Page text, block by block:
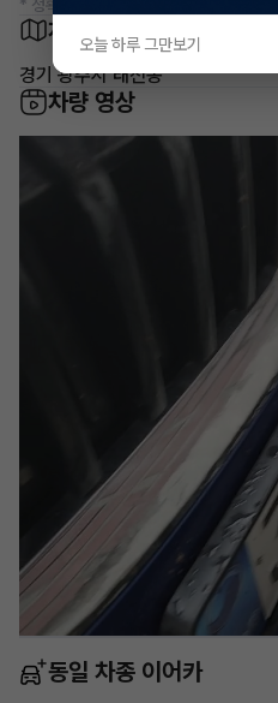
* 정확한 정보는 판매자와 반드시 확인하
차량 위치
경기 광주시 태전동
차량 영상
동일 차종 이어카
오늘 하루 그만보기